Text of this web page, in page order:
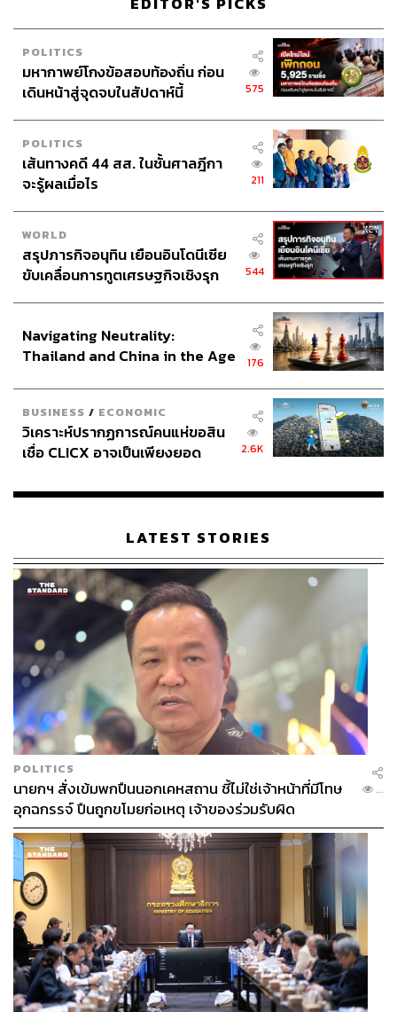
POLITICS
มหากาพย์โกงข้อสอบท้องถิ่น ก่อน
เดินหน้าสู่จุดจบในสัปดาห์นี้
575
POLITICS
เส้นทางคดี 44 สส. ในชั้นศาลฎีกา
จะรู้ผลเมื่อไร
211
WORLD
สรุปภารกิจอนุทิน เยือนอินโดนีเซีย
ขับเคลื่อนการทูตเศรษฐกิจเชิงรุก
544
Navigating Neutrality:
Thailand and China in the Age
176
BUSINESS / ECONOMIC
วิเคราะห์ปรากฏการณ์คนแห่ขอสิน
เชื่อ CLICX อาจเป็นเพียงยอด
เรือนไทยที่ถูกซุกไว้
2.6K
LATEST STORIES
POLITICS
นายกฯ สั่งเข้มพกปืนนอกเคหสถาน ชี้ไม่ใช่เจ้าหน้าที่มีโทษ
อุกฉกรรจ์ ปืนถูกขโมยก่อเหตุ เจ้าของร่วมรับผิด
...